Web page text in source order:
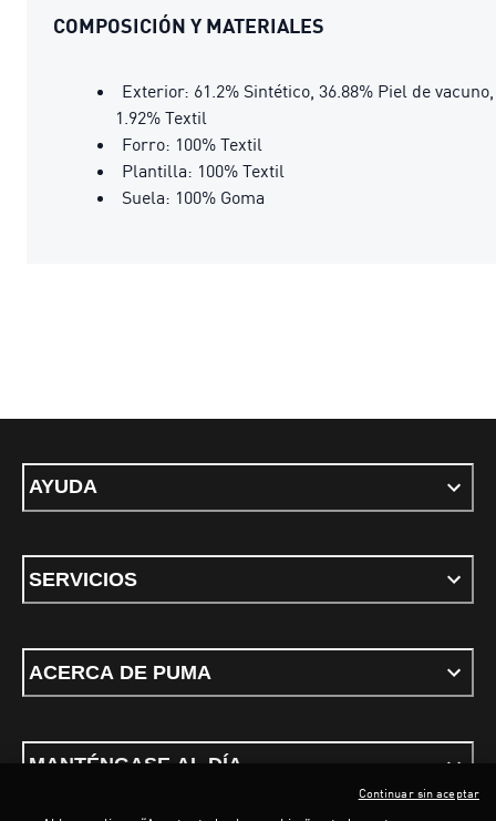
COMPOSICIÓN Y MATERIALES
Exterior: 61.2% Sintético, 36.88% Piel de vacuno,
1.92% Textil
Forro: 100% Textil
Plantilla: 100% Textil
Suela: 100% Goma
AYUDA
SERVICIOS
ACERCA DE PUMA
MANTÉNGASE AL DÍA
Continuar sin aceptar